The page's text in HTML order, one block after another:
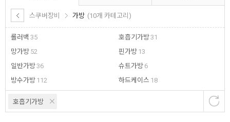
스쿠버장비 가방 (10개 카테고리)
롤러백 35
망가방 52
일반가방36
방수가방 112
호흡기가방31
핀가방 13
슈트가방 6
하드케이스 18
호흡기가방